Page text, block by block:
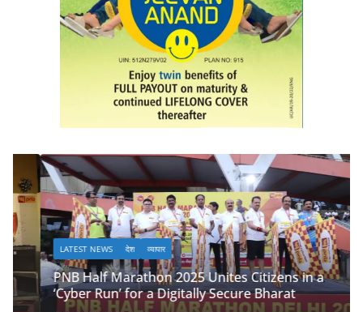
LATEST NEWS देश व्यापार
PNB Half Marathon 2025 Unites Citizens in a
‘Cyber Run’ for a Digitally Secure Bharat